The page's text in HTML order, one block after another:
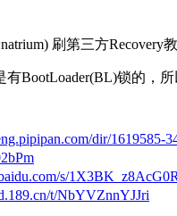
刷第三方Recovery
有BootLoader(BL)锁的，
dir/1619585-
s/
t/NbYVZnnYJJri